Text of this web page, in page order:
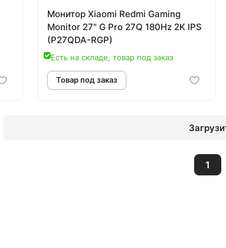
Монитор Xiaomi Redmi Gaming
Monitor 27" G Pro 27Q 180Hz 2K IPS
(P27QDA-RGP)
Есть на складе, товар под заказ
1